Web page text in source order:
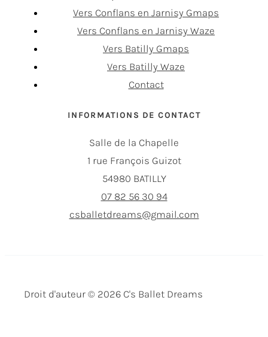
Vers Conflans en Jarnisy Gmaps
Vers Conflans en Jarnisy Waze
Vers Batilly Gmaps
Vers Batilly Waze
Contact
INFORMATIONS DE CONTACT
Salle de la Chapelle
1 rue François Guizot
54980 BATILLY
07 82 56 30 94
csballetdreams@gmail.com
Droit d'auteur © 2026 C's Ballet Dreams